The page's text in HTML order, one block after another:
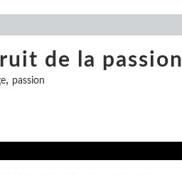
de la passion
, passion